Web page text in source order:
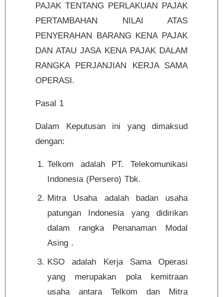
PAJAK TENTANG PERLAKUAN PAJAK
PERTAMBAHAN NILAI ATAS
PENYERAHAN BARANG KENA PAJAK
DAN ATAU JASA KENA PAJAK DALAM
RANGKA PERJANJIAN KERJA SAMA
OPERASI.
Pasal 1
Dalam Keputusan ini yang dimaksud
dengan:
Telkom adalah PT. Telekomunikasi
Indonesia (Persero) Tbk.
Mitra Usaha adalah badan usaha
patungan Indonesia yang didirikan
dalam rangka Penanaman Modal
Asing .
KSO adalah Kerja Sama Operasi
yang merupakan pola kemitraan
usaha antara Telkom dan Mitra